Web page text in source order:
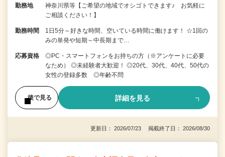
勤務地
神奈川県等【ご希望の地域でオシゴトできます♪ お気軽に
ご相談ください！】
勤務時間
1日5分～好きな時間、空いている時間に働けます！ ☆1回の
みの単発や短期～中長期まで…
応募資格
◎PC・スマートフォンをお持ちの方（※アンケートに必要
なため） ◎未経験者大歓迎！ ◎20代、30代、40代、50代の
女性の登録多数 ◎年齢不問
後で見る 詳細を見る
更新日： 2026/07/23 掲載終了日： 2026/08/30